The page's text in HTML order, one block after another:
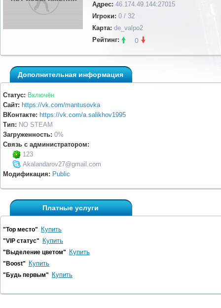
Адрес: 46.174.49.144:27015
Игроки: 0 / 32
Карта: de_valpo2
Рейтинг:
0
Дополнительная информация
Статус: Включён
Сайт: https://vk.com/mantusovka
ВКонтакте: https://vk.com/a.salikhov1995
Тип: NO STEAM
Загруженность: 0%
Связь с администратором:
123
Akalandarov27@gmail.com
Модификация: Public
Платные услуги
"Top место" Купить
"VIP статус" Купить
"Выделение цветом" Купить
"Boost" Купить
"Будь первым" Купить